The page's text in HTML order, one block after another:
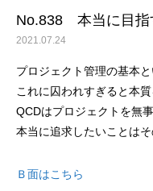
No.838 本当に目指
2021.07.24
プロジェクト管理の基本と
これに囚われすぎると本
QCDはプロジェクトを無
本当に追求したいことはそ
Ｂ面はこちら